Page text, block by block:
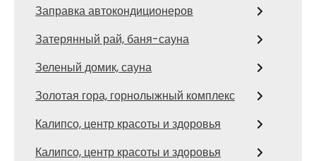
Заправка автокондиционеров
Затерянный рай, баня-сауна
Зеленый домик, сауна
Золотая гора, горнолыжный комплекс
Калипсо, центр красоты и здоровья
Калипсо, центр красоты и здоровья